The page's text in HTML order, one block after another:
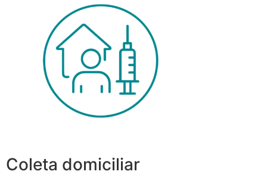
Coleta domiciliar